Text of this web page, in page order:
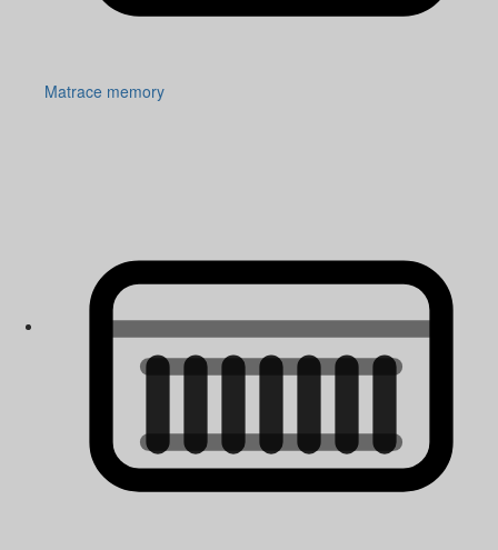
Matrace memory